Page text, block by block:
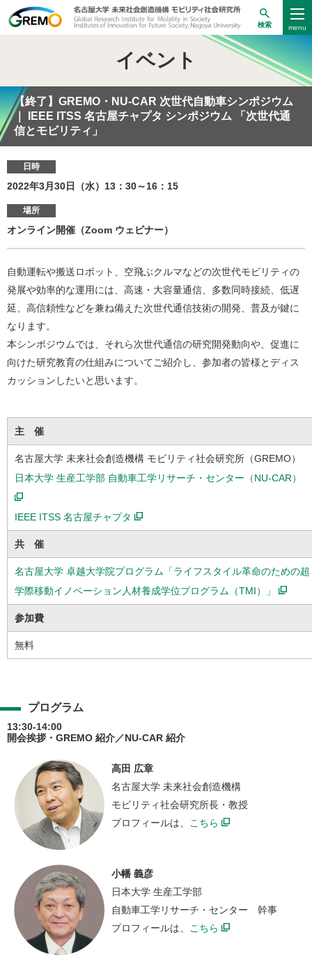
検索
イベント
【終了】GREMO・NU-CAR 次世代自動車シンポジウム
｜ IEEE ITSS 名古屋チャプタ シンポジウム 「次世代通
信とモビリティ」
日時
2022年3月30日（水）13：30～16：15
場所
オンライン開催（Zoom ウェビナー）
自動運転や搬送ロボット、空飛ぶクルマなどの次世代モビリティの
発展や効率的な運用には、高速・大容量通信、多数同時接続、低遅
延、高信頼性などを兼ね備えた次世代通信技術の開発、普及が鍵に
なります。
本シンポジウムでは、それら次世代通信の研究開発動向や、促進に
向けた研究教育の仕組みについてご紹介し、参加者の皆様とディス
カッションしたいと思います。
主 催
名古屋大学 未来社会創造機構 モビリティ社会研究所（GREMO）
日本大学 生産工学部 自動車工学リサーチ・センター（NU-CAR）
IEEE ITSS 名古屋チャプタ
共 催
名古屋大学 卓越大学院プログラム「ライフスタイル革命のための超
学際移動イノベーション人材養成学位プログラム（TMI）」
参加費
無料
プログラム
13:30-14:00
開会挨拶・GREMO 紹介／NU-CAR 紹介
高田 広章
名古屋大学 未来社会創造機構
モビリティ社会研究所長・教授
プロフィールは、
こちら
小幡 義彦
日本大学 生産工学部
自動車工学リサーチ・センター 幹事
プロフィールは、
こちら